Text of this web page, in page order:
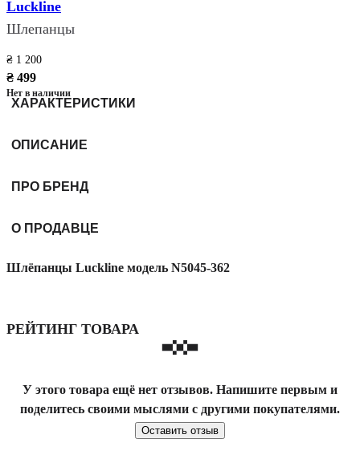
Luckline
Шлепанцы
₴ 1 200
₴ 499
Нет в наличии
ХАРАКТЕРИСТИКИ
ОПИСАНИЕ
ПРО БРЕНД
О ПРОДАВЦЕ
Шлёпанцы Luckline модель N5045-362
РЕЙТИНГ ТОВАРА
У этого товара ещё нет отзывов. Напишите первым и
поделитесь своими мыслями с другими покупателями.
Оставить отзыв